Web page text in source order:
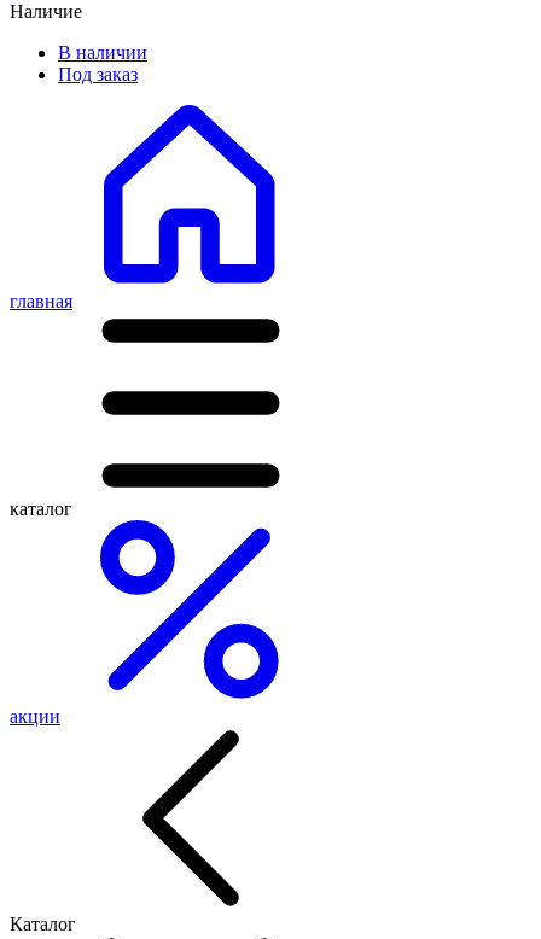
Наличие
В наличии
Под заказ
главная
каталог
акции
Каталог